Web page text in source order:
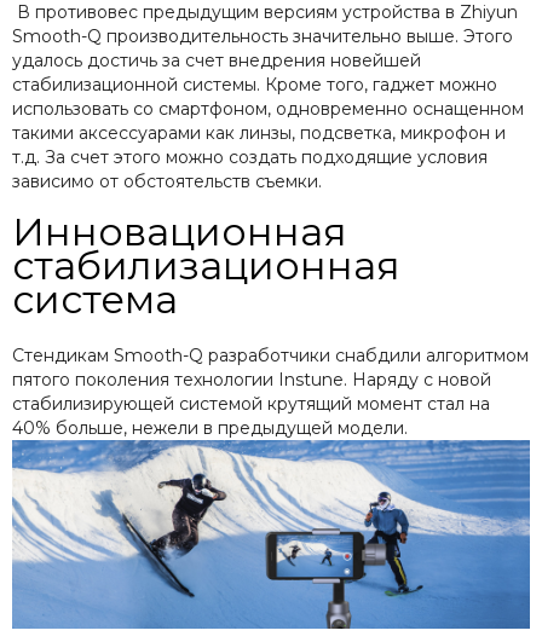
В противовес предыдущим версиям устройства в Zhiyun
Smooth-Q производительность значительно выше. Этого
удалось достичь за счет внедрения новейшей
стабилизационной системы. Кроме того, гаджет можно
использовать со смартфоном, одновременно оснащенном
такими аксессуарами как линзы, подсветка, микрофон и
т.д. За счет этого можно создать подходящие условия
зависимо от обстоятельств съемки.
Инновационная
стабилизационная
система
Стендикам Smooth-Q разработчики снабдили алгоритмом
пятого поколения технологии Instune. Наряду с новой
стабилизирующей системой крутящий момент стал на
40% больше, нежели в предыдущей модели.